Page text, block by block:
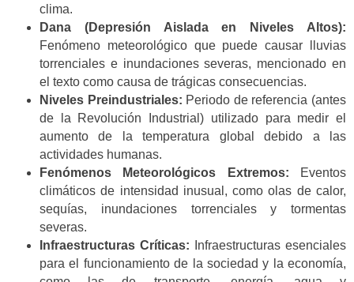
clima.
Dana (Depresión Aislada en Niveles Altos):
Fenómeno meteorológico que puede causar lluvias
torrenciales e inundaciones severas, mencionado en
el texto como causa de trágicas consecuencias.
Niveles Preindustriales: Periodo de referencia (antes
de la Revolución Industrial) utilizado para medir el
aumento de la temperatura global debido a las
actividades humanas.
Fenómenos Meteorológicos Extremos: Eventos
climáticos de intensidad inusual, como olas de calor,
sequías, inundaciones torrenciales y tormentas
severas.
Infraestructuras Críticas: Infraestructuras esenciales
para el funcionamiento de la sociedad y la economía,